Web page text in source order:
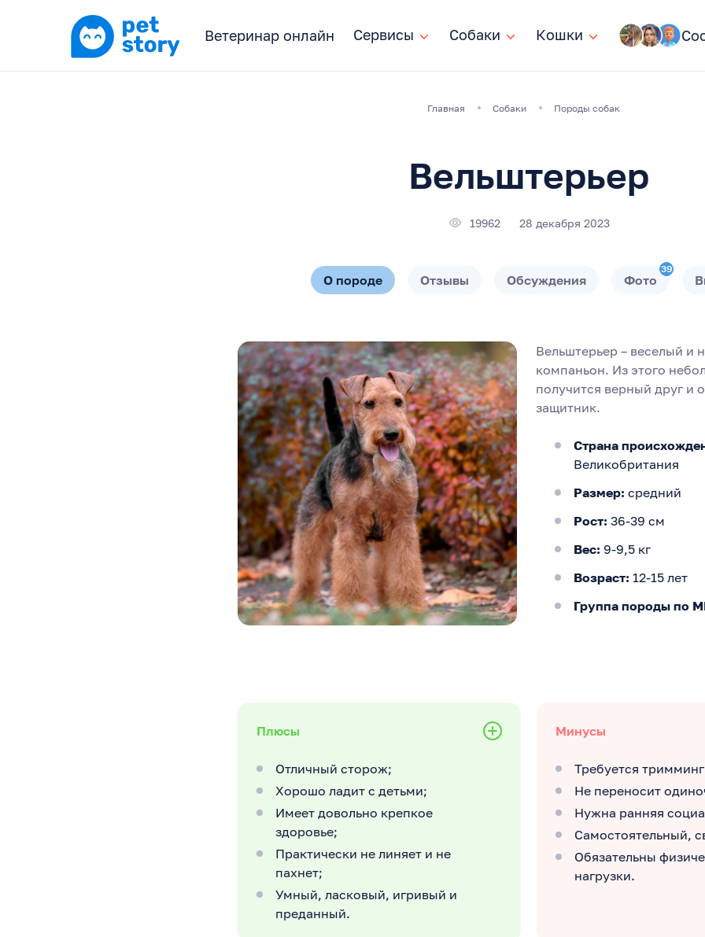
Ветеринар онлайн Сервисы
Сервисы Собаки
Собаки Кошки
Кошки
Главная Собаки Породы собак
Вельштерьер
19962 28 декабря 2023
О породе Отзывы Обсуждения Фото
39
Вельштерьер – веселый и
компаньон. Из этого
получится верный друг и
защитник.
Страна
Великобритания
Размер: средний
Рост: 36-39 см
Вес: 9-9,5 кг
Возраст: 12-15 лет
Группа породы по
Плюсы
Отличный сторож;
Хорошо ладит с детьми;
Имеет довольно крепкое
здоровье;
Практически не линяет и не
пахнет;
Умный, ласковый, игривый и
преданный.
Минусы
Требуется
Не переносит
Нужна ранняя
Самостоятельный,
Обязательны
нагрузки.